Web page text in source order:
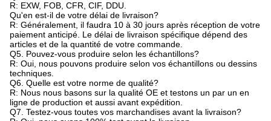
R: EXW, FOB, CFR, CIF, DDU.
Qu'en est-il de votre délai de livraison?
R: Généralement, il faudra 10 à 30 jours après réception de votre
paiement anticipé. Le délai de livraison spécifique dépend des
articles et de la quantité de votre commande.
Q5. Pouvez-vous produire selon les échantillons?
R: Oui, nous pouvons produire selon vos échantillons ou dessins
techniques.
Q6. Quelle est votre norme de qualité?
R: Nous nous basons sur la qualité OE et testons un par un en
ligne de production et aussi avant expédition.
Q7. Testez-vous toutes vos marchandises avant la livraison?